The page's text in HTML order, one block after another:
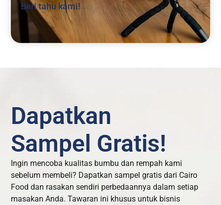
Beri tahu kami!
Dapatkan
Sampel Gratis!
Ingin mencoba kualitas bumbu dan rempah kami
sebelum membeli? Dapatkan sampel gratis dari Cairo
Food dan rasakan sendiri perbedaannya dalam setiap
masakan Anda. Tawaran ini khusus untuk bisnis